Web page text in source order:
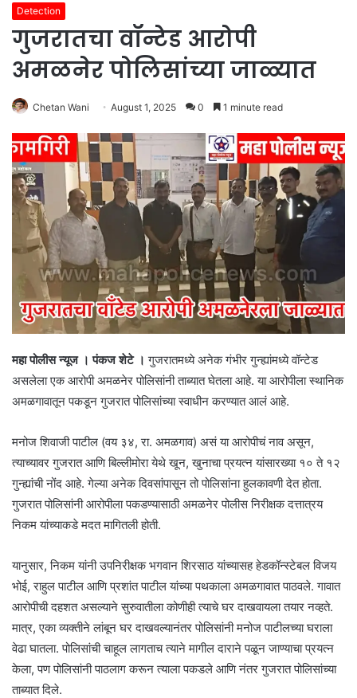
Detection
गुजरातचा वॉन्टेड आरोपी
अमळनेर पोलिसांच्या जाळ्यात
Chetan Wani August 1, 2025 0 1 minute read
महा पोलीस न्यूज । पंकज शेटे । गुजरातमध्ये अनेक गंभीर गुन्ह्यांमध्ये वॉन्टेड
असलेला एक आरोपी अमळनेर पोलिसांनी ताब्यात घेतला आहे. या आरोपीला स्थानिक
अमळगावातून पकडून गुजरात पोलिसांच्या स्वाधीन करण्यात आलं आहे.
मनोज शिवाजी पाटील (वय ३४, रा. अमळगाव) असं या आरोपीचं नाव असून,
त्याच्यावर गुजरात आणि बिल्लीमोरा येथे खून, खुनाचा प्रयत्न यांसारख्या १० ते १२
गुन्ह्यांची नोंद आहे. गेल्या अनेक दिवसांपासून तो पोलिसांना हुलकावणी देत होता.
गुजरात पोलिसांनी आरोपीला पकडण्यासाठी अमळनेर पोलीस निरीक्षक दत्तात्रय
निकम यांच्याकडे मदत मागितली होती.
यानुसार, निकम यांनी उपनिरीक्षक भगवान शिरसाठ यांच्यासह हेडकॉन्स्टेबल विजय
भोई, राहुल पाटील आणि प्रशांत पाटील यांच्या पथकाला अमळगावात पाठवले. गावात
आरोपीची दहशत असल्याने सुरुवातीला कोणीही त्याचे घर दाखवायला तयार नव्हते.
मात्र, एका व्यक्तीने लांबून घर दाखवल्यानंतर पोलिसांनी मनोज पाटीलच्या घराला
वेढा घातला. पोलिसांची चाहूल लागताच त्याने मागील दाराने पळून जाण्याचा प्रयत्न
केला, पण पोलिसांनी पाठलाग करून त्याला पकडले आणि नंतर गुजरात पोलिसांच्या
ताब्यात दिले.